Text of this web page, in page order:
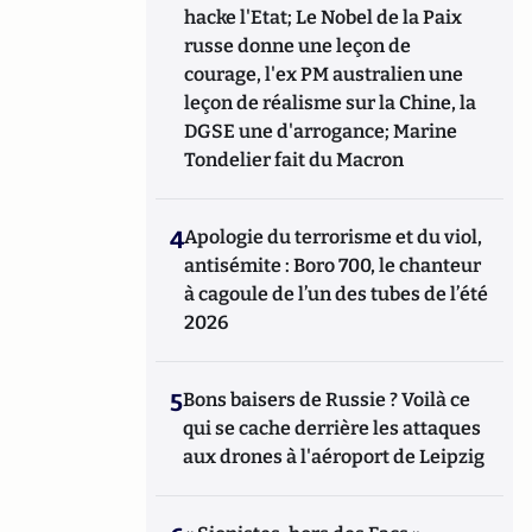
hacke l'Etat; Le Nobel de la Paix
russe donne une leçon de
courage, l'ex PM australien une
leçon de réalisme sur la Chine, la
DGSE une d'arrogance; Marine
Tondelier fait du Macron
4Apologie du terrorisme et du viol,
antisémite : Boro 700, le chanteur
à cagoule de l’un des tubes de l’été
2026
5Bons baisers de Russie ? Voilà ce
qui se cache derrière les attaques
aux drones à l'aéroport de Leipzig